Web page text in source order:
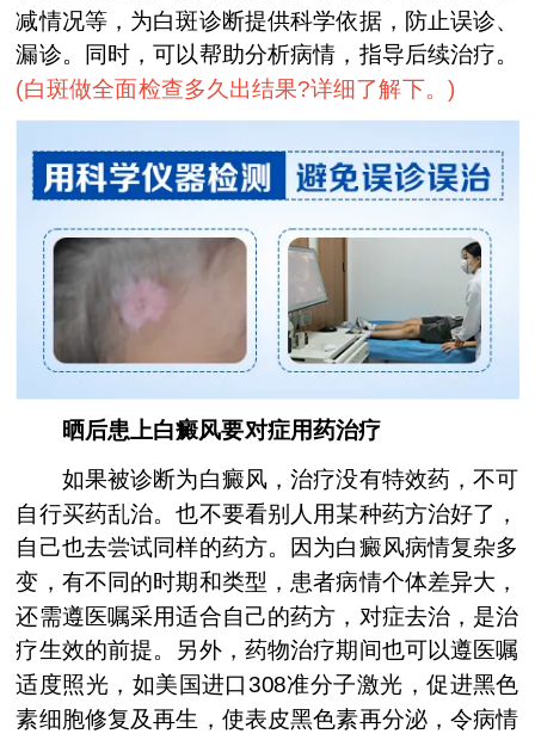
减情况等，为白斑诊断提供科学依据，防止误诊、
漏诊。同时，可以帮助分析病情，指导后续治疗。
(白斑做全面检查多久出结果?详细了解下。 )
晒后患上白癜风要对症用药治疗
如果被诊断为白癜风，治疗没有特效药，不可
自行买药乱治。也不要看别人用某种药方治好了，
自己也去尝试同样的药方。因为白癜风病情复杂多
变，有不同的时期和类型，患者病情个体差异大，
还需遵医嘱采用适合自己的药方，对症去治，是治
疗生效的前提。另外，药物治疗期间也可以遵医嘱
适度照光，如美国进口308准分子激光，促进黑色
素细胞修复及再生，使表皮黑色素再分泌，令病情